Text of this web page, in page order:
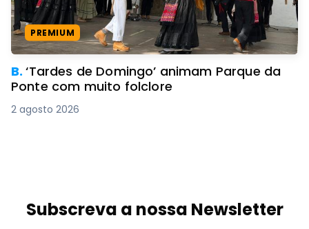
PREMIUM
B.‘Tardes de Domingo’ animam Parque da
Ponte com muito folclore
2 agosto 2026
Subscreva a nossa Newsletter